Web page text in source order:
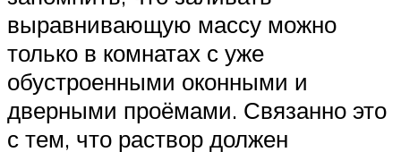
выравнивающую массу можно
только в комнатах с уже
обустроенными оконными и
дверными проёмами. Связанно это
с тем, что раствор должен